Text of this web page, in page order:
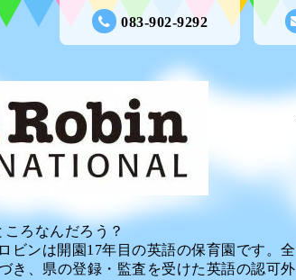
083-902-9292
ろなんだろう？
ビンは開園17年目の英語の保育園です。全
き、県の登録・監査を受けた英語の認可外